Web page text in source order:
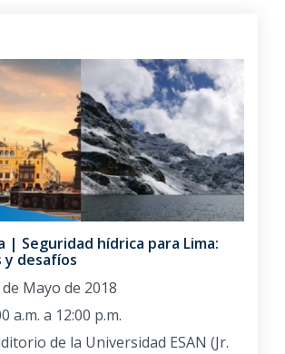
| Seguridad hídrica para Lima:
desafíos
Mayo de 2018
a.m. a 12:00 p.m.
de la Universidad ESAN (Jr.